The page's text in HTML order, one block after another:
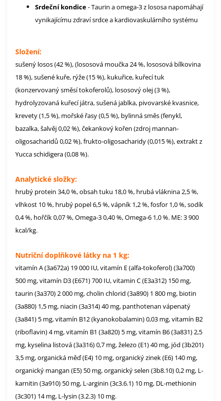
Srdeční kondice- Taurin a omega-3 z lososa napomáhají
vynikajícímu zdraví srdce a kardiovaskulárního systému
Složení:
sušený losos (42 %), (lososová moučka 24 %, lososová bílkovina
18 %), sušené kuře, rýže (15 %), kukuřice, kuřecí tuk
(konzervovaný směsí tokoferolů), lososový olej (3 %),
hydrolyzovaná kuřecí játra, sušená jablka, pivovarské kvasnice,
krevety (1,5 %), mořské řasy (0,5 %), bylinná směs (fenykl,
bazalka, šalvěj 0,02 %), čekankový kořen (zdroj mannan-
oligosacharidů 0,02 %), frukto-oligosacharidy (0,015 %), extrakt z
Yucca schidigera (0,08 %).
Analytické složky:
hrubý protein 34,0 %, obsah tuku 18,0 %, hrubá vláknina 2,5 %,
vlhkost 10 %, hrubý popel 6,5 %, vápník 1,2 %, fosfor 1,0 %, sodík
0,4 %, hořčík 0,07 %, Omega-3 0,40 %, Omega-6 1,0 %. ME: 3 900
kcal/kg.
Nutriční doplňkové látky na 1 kg:
vitamín A (3a672a) 19 000 IU, vitamín E (alfa-tokoferol) (3a700)
500 mg, vitamín D3 (E671) 700 IU, vitamin C (E3a312) 150 mg,
taurin (3a370) 2 000 mg, cholin chlorid (3a890) 1 800 mg, biotin
(3a880) 1,5 mg, niacin (3a314) 40 mg, panthotenan vápenatý
(3a841) 5 mg, vitamín B12 (kyanokobalamin) 0,03 mg, vitamín B2
(riboflavin) 4 mg, vitamín B1 (3a820) 5 mg, vitamín B6 (3a831) 2,5
mg, kyselina listová (3a316) 0,7 mg, železo (E1) 40 mg, jód (3b201)
3,5 mg, organická měď (E4) 10 mg, organický zinek (E6) 140 mg,
organický mangan (E5) 50 mg, organický selen (3b8.10) 0,2 mg, L-
karnitin (3a910) 50 mg, L-arginin (3c3.6.1) 10 mg, DL-methionin
(3c301) 14 mg, L-lysin (3.2.3) 10 mg.